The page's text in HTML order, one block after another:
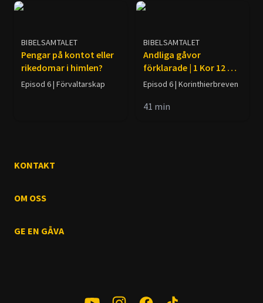
BIBELSAMTALET
Pengar på kontot eller
rikedomar i himlen?
Episod 6 | Förvaltarskap
BIBELSAMTALET
Andliga gåvor
förklarade | 1 Kor 12 &
14
Episod 6 | Korinthierbreven
41 min
KONTAKT
OM OSS
GE EN GÅVA